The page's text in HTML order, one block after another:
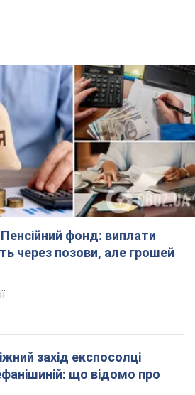
Пенсійний фонд: виплати
через позови, але грошей